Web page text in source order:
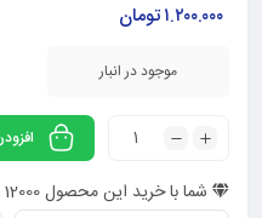
۱.۲۰۰.۰۰۰تومان
موجود در انبار
شما با خرید این محصول12000